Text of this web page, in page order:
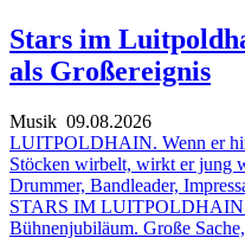
Stars im
als Großereignis
Musik 09.08.2026
LUITPOLDHAIN. Wenn er
Stöcken wirbelt, wirkt er jung
Drummer, Bandleader,
STARS IM LUITPOLDHAIN
Bühnenjubiläum. Große